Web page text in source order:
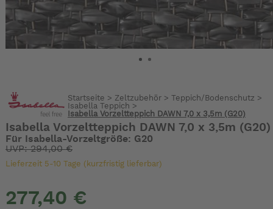
Startseite > Zeltzubehör> Teppich/Bodenschutz >
Isabella Teppich >
Isabella Vorzeltteppich DAWN 7,0 x 3,5m (G20)
Isabella Vorzeltteppich DAWN 7,0 x 3,5m (G20)
Für Isabella-Vorzeltgröße: G20
UVP: 294,00 €
Lieferzeit 5-10 Tage (kurzfristig lieferbar)
277,40 €